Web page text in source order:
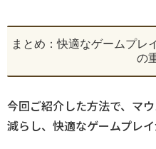
まとめ：快適なゲームプレ
の
今回ご紹介した方法で、マ
減らし、快適なゲームプレ